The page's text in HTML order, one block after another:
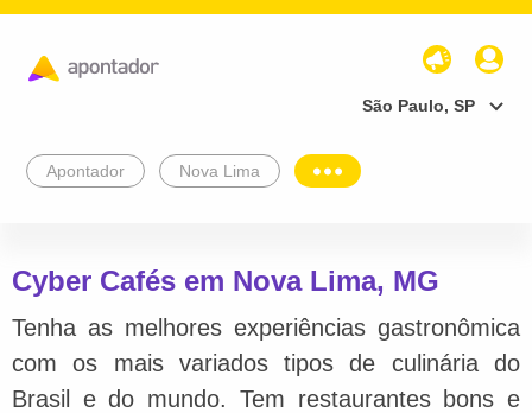
São Paulo, SP
Apontador Nova Lima
Cyber Cafés em Nova Lima, MG
Tenha as melhores experiências gastronômica
com os mais variados tipos de culinária do
Brasil e do mundo. Tem restaurantes bons e